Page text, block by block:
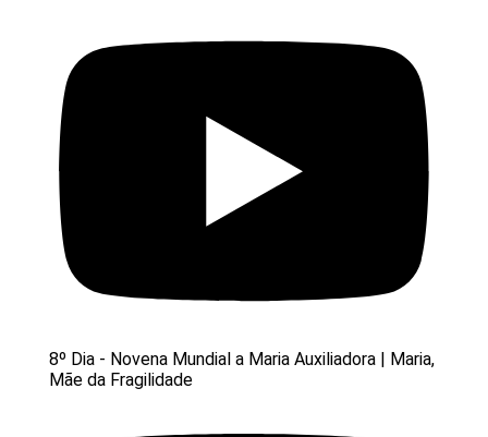
8º Dia - Novena Mundial a Maria Auxiliadora | Maria,
Mãe da Fragilidade